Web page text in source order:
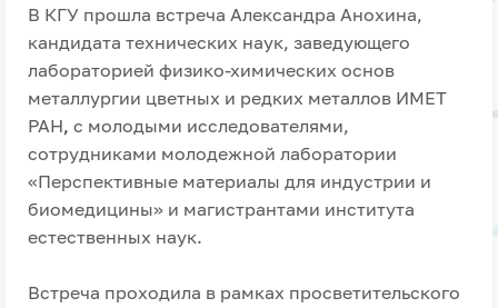
В КГУ прошла встреча Александра Анохина,
кандидата технических наук, заведующего
лабораторией физико-химических основ
металлургии цветных и редких металлов ИМЕТ
РАН, с молодыми исследователями,
сотрудниками молодежной лаборатории
«Перспективные материалы для индустрии и
биомедицины» и магистрантами института
естественных наук.
Встреча проходила в рамках просветительского